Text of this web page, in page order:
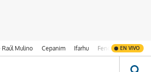
Raúl Mulino Cepanim Ifarhu Fenómeno de El
EN VIVO